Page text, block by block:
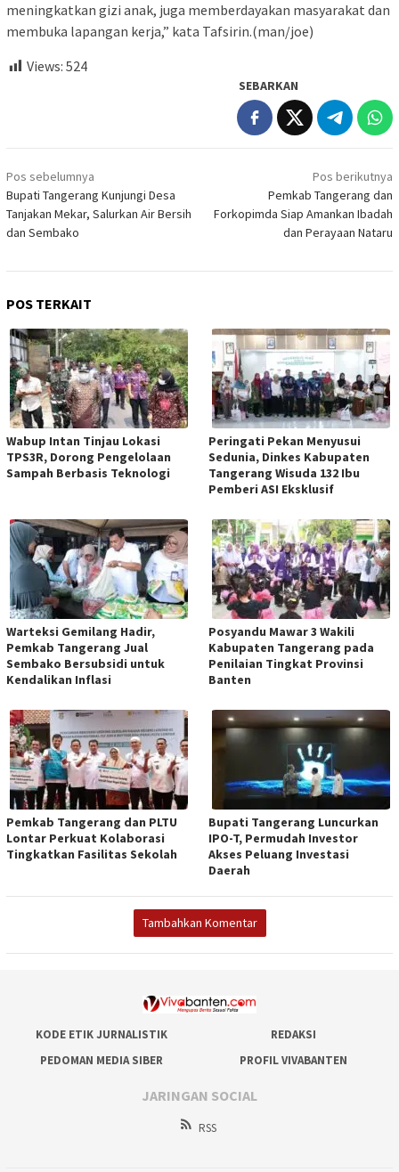
meningkatkan gizi anak, juga memberdayakan masyarakat dan
membuka lapangan kerja,” kata Tafsirin.(man/joe)
Views: 524
SEBARKAN
Navigasi
pos
Pos sebelumnya
Bupati Tangerang Kunjungi Desa
Tanjakan Mekar, Salurkan Air Bersih
dan Sembako
Pos berikutnya
Pemkab Tangerang dan
Forkopimda Siap Amankan Ibadah
dan Perayaan Nataru
POS TERKAIT
Wabup Intan Tinjau Lokasi
TPS3R, Dorong Pengelolaan
Sampah Berbasis Teknologi
Peringati Pekan Menyusui
Sedunia, Dinkes Kabupaten
Tangerang Wisuda 132 Ibu
Pemberi ASI Eksklusif
Warteksi Gemilang Hadir,
Pemkab Tangerang Jual
Sembako Bersubsidi untuk
Kendalikan Inflasi
Posyandu Mawar 3 Wakili
Kabupaten Tangerang pada
Penilaian Tingkat Provinsi
Banten
Pemkab Tangerang dan PLTU
Lontar Perkuat Kolaborasi
Tingkatkan Fasilitas Sekolah
Bupati Tangerang Luncurkan
IPO-T, Permudah Investor
Akses Peluang Investasi
Daerah
Tambahkan Komentar
KODE ETIK JURNALISTIK
REDAKSI
PEDOMAN MEDIA SIBER
PROFIL VIVABANTEN
JARINGAN SOCIAL
RSS